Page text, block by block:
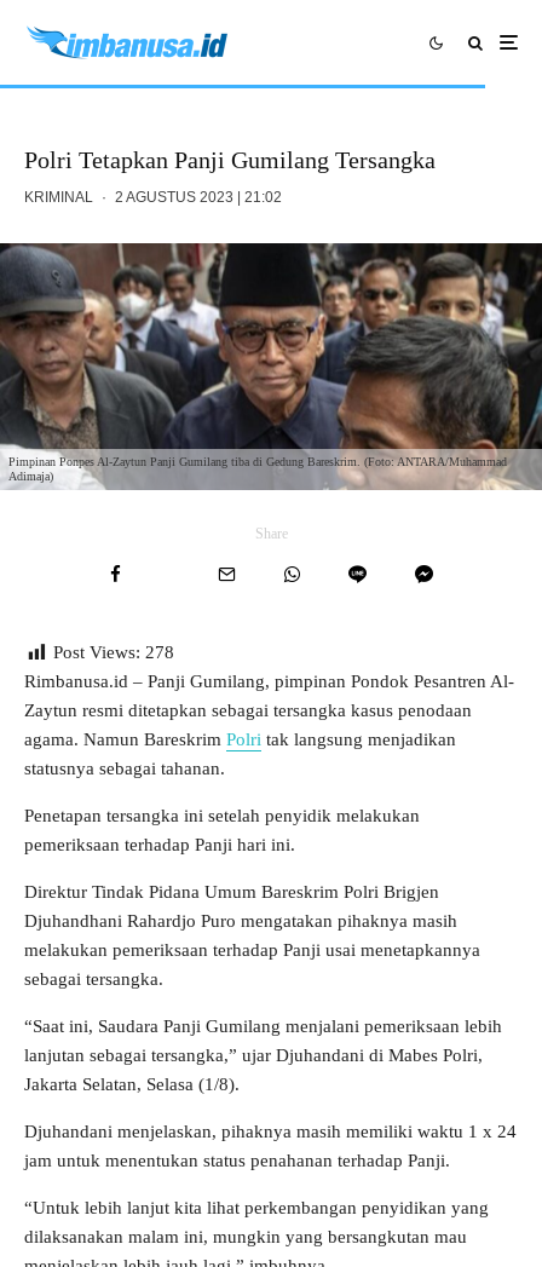
Polri Tetapkan Panji Gumilang Tersangka
KRIMINAL · 2 AGUSTUS 2023 | 21:02
Pimpinan Ponpes Al-Zaytun Panji Gumilang tiba di Gedung Bareskrim. (Foto: ANTARA/Muhammad
Adimaja)
Share
Post Views: 278
Rimbanusa.id – Panji Gumilang, pimpinan Pondok Pesantren Al-
Zaytun resmi ditetapkan sebagai tersangka kasus penodaan
agama. Namun Bareskrim Polri tak langsung menjadikan
statusnya sebagai tahanan.
Penetapan tersangka ini setelah penyidik melakukan
pemeriksaan terhadap Panji hari ini.
Direktur Tindak Pidana Umum Bareskrim Polri Brigjen
Djuhandhani Rahardjo Puro mengatakan pihaknya masih
melakukan pemeriksaan terhadap Panji usai menetapkannya
sebagai tersangka.
“Saat ini, Saudara Panji Gumilang menjalani pemeriksaan lebih
lanjutan sebagai tersangka,” ujar Djuhandani di Mabes Polri,
Jakarta Selatan, Selasa (1/8).
Djuhandani menjelaskan, pihaknya masih memiliki waktu 1 x 24
jam untuk menentukan status penahanan terhadap Panji.
“Untuk lebih lanjut kita lihat perkembangan penyidikan yang
dilaksanakan malam ini, mungkin yang bersangkutan mau